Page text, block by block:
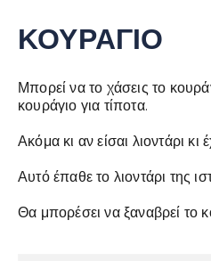
ΚΟΥΡΑΓΙΟ
Μπορεί να το χάσεις το
κουράγιο για τίποτα.
Ακόμα κι αν είσαι λιοντάρι κι
Αυτό έπαθε το λιοντάρι της
Θα μπορέσει να ξαναβρεί το